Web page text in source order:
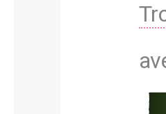
u
b